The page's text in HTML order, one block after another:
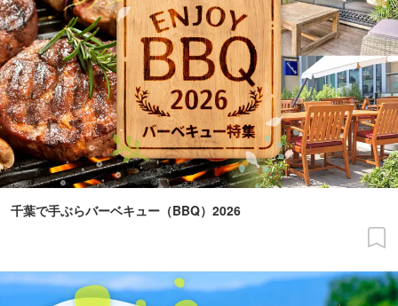
千葉で手ぶらバーベキュー（BBQ）2026